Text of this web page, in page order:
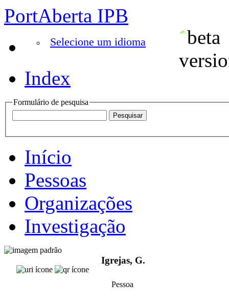
PortAberta IPB
Selecione um idioma
Index
Formulário de pesquisa
Início
Pessoas
Organizações
Investigação
Igrejas, G.
Pessoa